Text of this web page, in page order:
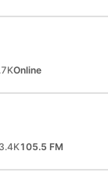
Online
105.5 FM